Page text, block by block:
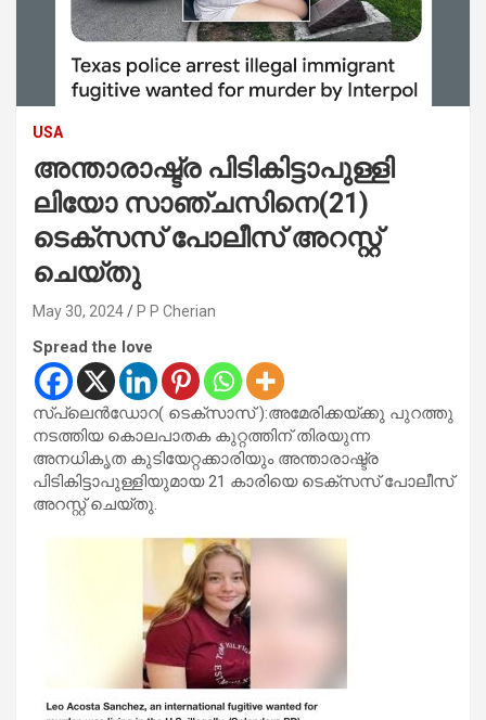
USA
അന്താരാഷ്ട്ര പിടികിട്ടാപുള്ളി
ലിയോ സാഞ്ചസിനെ(21)
ടെക്സസ് പോലീസ് അറസ്റ്റ്
ചെയ്തു
May 30, 2024 P P Cherian
Spread the love
സ്‌പ്ലെൻഡോറ( ടെക്സാസ് ):അമേരിക്കയ്ക്കു പുറത്തു
നടത്തിയ കൊലപാതക കുറ്റത്തിന് തിരയുന്ന
അനധികൃത കുടിയേറ്റക്കാരിയും അന്താരാഷ്ട്ര
പിടികിട്ടാപുള്ളിയുമായ 21 കാരിയെ ടെക്സസ് പോലീസ്
അറസ്റ്റ് ചെയ്തു.